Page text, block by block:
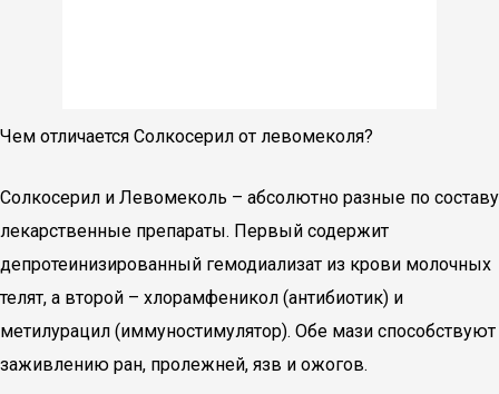
Чем отличается Солкосерил от левомеколя?
Солкосерил и Левомеколь – абсолютно разные по составу
лекарственные препараты. Первый содержит
депротеинизированный гемодиализат из крови молочных
телят, а второй – хлорамфеникол (антибиотик) и
метилурацил (иммуностимулятор). Обе мази способствуют
заживлению ран, пролежней, язв и ожогов.